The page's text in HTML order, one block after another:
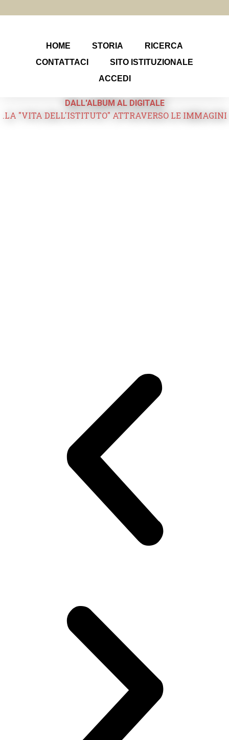
HOME STORIA
RICERCA
CONTATTACI
SITO ISTITUZIONALE
ACCEDI
DALL'ALBUM AL DIGITALE
.LA "VITA DELL'ISTITUTO" ATTRAVERSO LE IMMAGINI